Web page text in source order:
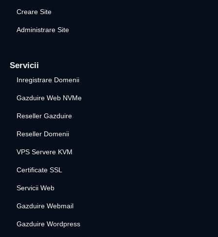
Creare Site
Administrare Site
Servicii
Inregistrare Domenii
Gazduire Web NVMe
Reseller Gazduire
Reseller Domenii
VPS Servere KVM
Certificate SSL
Servicii Web
Gazduire Webmail
Gazduire Wordpress